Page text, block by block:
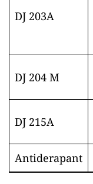
DJ 203A
DJ 204 M
DJ 215A
Antiderapant